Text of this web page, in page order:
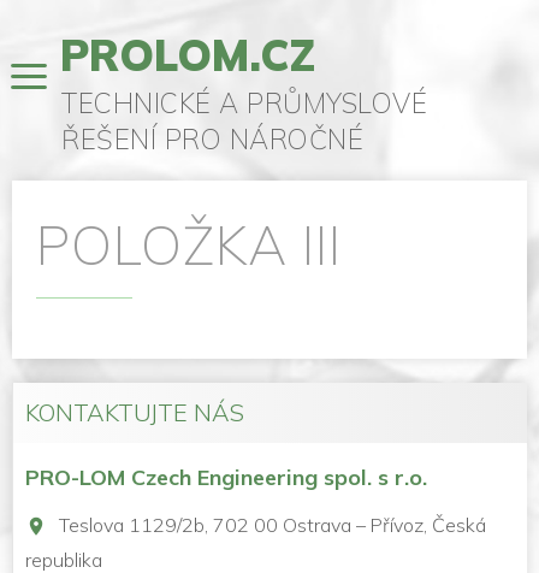
PROLOM.CZ
TECHNICKÉ A PRŮMYSLOVÉ
ŘEŠENÍ PRO NÁROČNÉ
POLOŽKA III
KONTAKTUJTE NÁS
PRO-LOM Czech Engineering spol. s r.o.
Teslova 1129/2b, 702 00 Ostrava – Přívoz, Česká
republika